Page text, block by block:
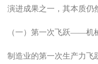
演进成果之一，其本质仍
（一）第一次飞跃——机
制造业的第一次生产力飞